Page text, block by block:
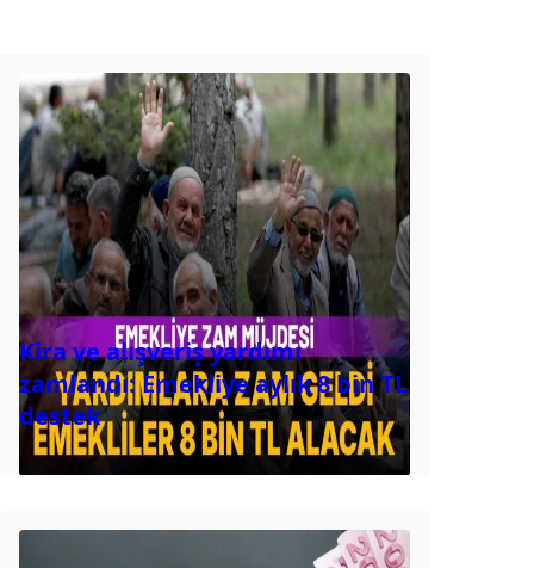
Kira ve alışveriş yardımı
zamlandı: Emekliye aylık 8 bin TL
destek